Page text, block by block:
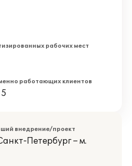
рабочих мест
работающих клиентов
внедрение/проект
Петербург – м.